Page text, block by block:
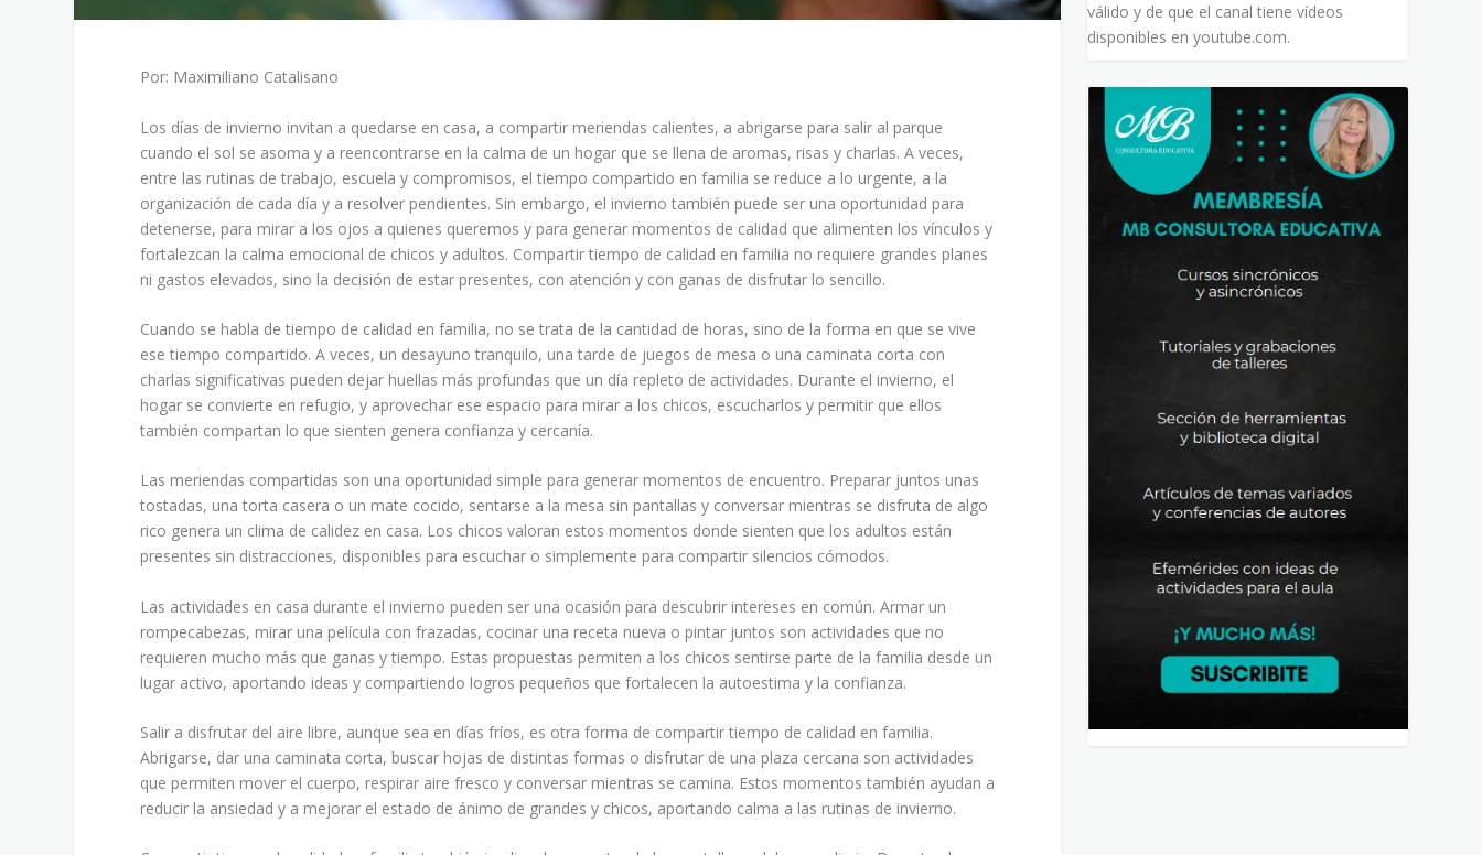
Por: Maximiliano Catalisano
Los días de invierno invitan a quedarse en casa, a compartir meriendas calientes, a abrigarse para salir al parque
cuando el sol se asoma y a reencontrarse en la calma de un hogar que se llena de aromas, risas y charlas. A veces,
entre las rutinas de trabajo, escuela y compromisos, el tiempo compartido en familia se reduce a lo urgente, a la
organización de cada día y a resolver pendientes. Sin embargo, el invierno también puede ser una oportunidad para
detenerse, para mirar a los ojos a quienes queremos y para generar momentos de calidad que alimenten los vínculos y
fortalezcan la calma emocional de chicos y adultos. Compartir tiempo de calidad en familia no requiere grandes planes
ni gastos elevados, sino la decisión de estar presentes, con atención y con ganas de disfrutar lo sencillo.
Cuando se habla de tiempo de calidad en familia, no se trata de la cantidad de horas, sino de la forma en que se vive
ese tiempo compartido. A veces, un desayuno tranquilo, una tarde de juegos de mesa o una caminata corta con
charlas significativas pueden dejar huellas más profundas que un día repleto de actividades. Durante el invierno, el
hogar se convierte en refugio, y aprovechar ese espacio para mirar a los chicos, escucharlos y permitir que ellos
también compartan lo que sienten genera confianza y cercanía.
Las meriendas compartidas son una oportunidad simple para generar momentos de encuentro. Preparar juntos unas
tostadas, una torta casera o un mate cocido, sentarse a la mesa sin pantallas y conversar mientras se disfruta de algo
rico genera un clima de calidez en casa. Los chicos valoran estos momentos donde sienten que los adultos están
presentes sin distracciones, disponibles para escuchar o simplemente para compartir silencios cómodos.
Las actividades en casa durante el invierno pueden ser una ocasión para descubrir intereses en común. Armar un
rompecabezas, mirar una película con frazadas, cocinar una receta nueva o pintar juntos son actividades que no
requieren mucho más que ganas y tiempo. Estas propuestas permiten a los chicos sentirse parte de la familia desde un
lugar activo, aportando ideas y compartiendo logros pequeños que fortalecen la autoestima y la confianza.
Salir a disfrutar del aire libre, aunque sea en días fríos, es otra forma de compartir tiempo de calidad en familia.
Abrigarse, dar una caminata corta, buscar hojas de distintas formas o disfrutar de una plaza cercana son actividades
que permiten mover el cuerpo, respirar aire fresco y conversar mientras se camina. Estos momentos también ayudan a
reducir la ansiedad y a mejorar el estado de ánimo de grandes y chicos, aportando calma a las rutinas de invierno.
válido y de que el canal tiene vídeos
disponibles en youtube.com.